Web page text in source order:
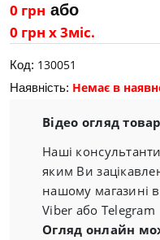
0 грн або
0 грн х 3міс.
Код: 130051
Наявність: Немає в
Відео огляд
Наші
яким Ви
нашому магазині
Viber або Telegram
Огляд онлайн